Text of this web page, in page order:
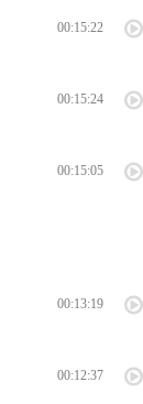
00:15:22
00:15:24
00:15:05
00:13:19
00:12:37